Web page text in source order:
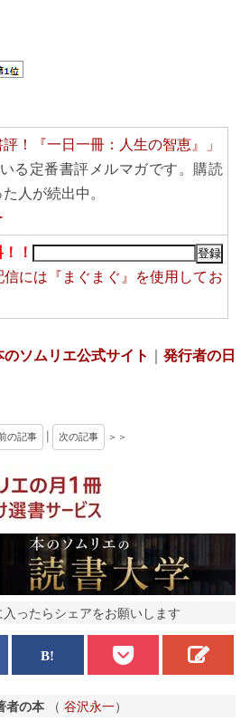
！『一日一冊：人生の智恵』」
る定番書評メルマガです。購読
人が続出中。
！
は 『まぐまぐ』 を使用してお
のソムリエ公式サイト ｜ 発行者の日
の記事 次の記事 ＞＞
入ったらシェアをお願いします
者の本 （ 谷沢永一）